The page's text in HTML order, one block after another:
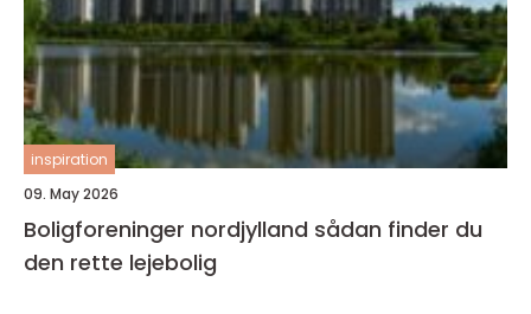
inspiration
09. May 2026
Boligforeninger nordjylland sådan finder du
den rette lejebolig